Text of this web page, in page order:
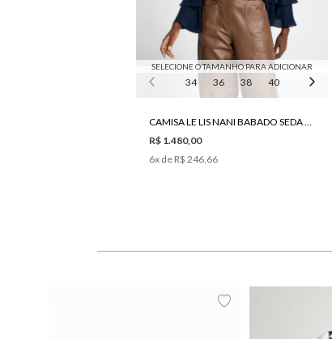
SELECIONE O TAMANHO PARA ADICIONAR
34 36 38 40
CAMISA LE LIS NANI BABADO SEDA FEMININA
R$ 1.480,00
6x de R$ 246,66